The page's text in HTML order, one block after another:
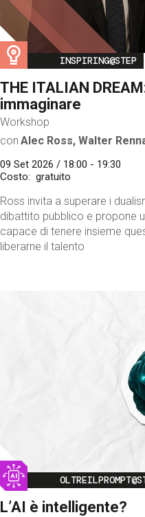
Image
INSPIRING@STEP
THE ITALIAN
immaginare
Workshop
con Alec Ross, Walter
09 Set 2026 / 18:00 - 19:30
Costo
gratuito
Ross invita a superare i
dibattito pubblico e propone
capace di tenere insieme
liberarne il talento
Image
L’AI è intelligente?